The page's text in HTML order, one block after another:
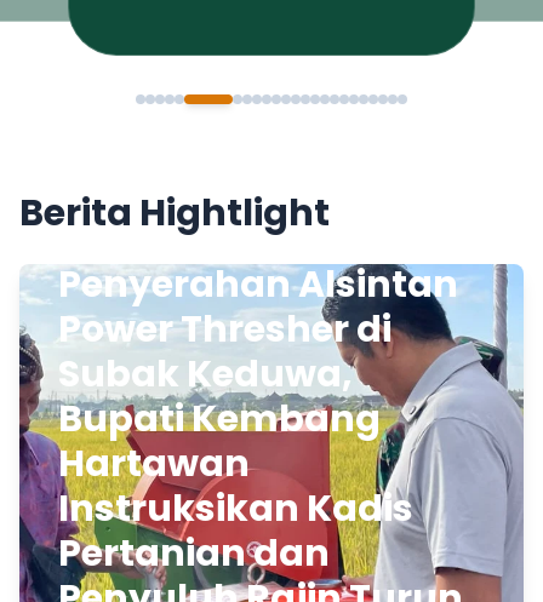
Berita Hightlight
Penyerahan Alsintan
Power Thresher di
Subak Keduwa,
Bupati Kembang
Hartawan
Instruksikan Kadis
Pertanian dan